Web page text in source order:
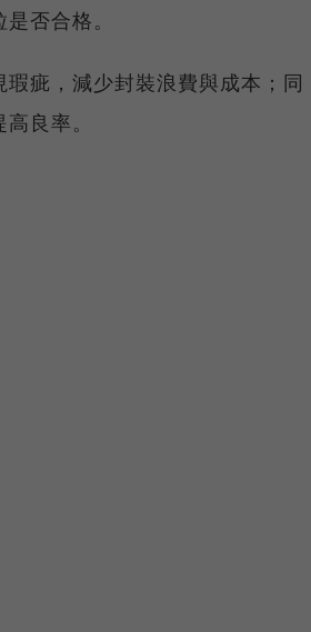
否合格。
疵，減少封裝浪費與成本；同
良率。